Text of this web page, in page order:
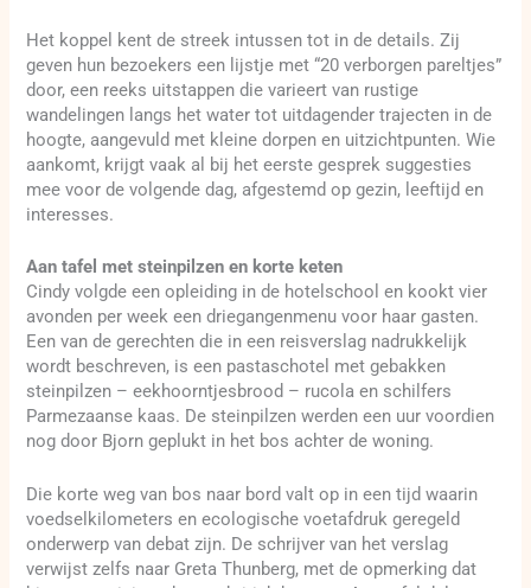
Het koppel kent de streek intussen tot in de details. Zij
geven hun bezoekers een lijstje met “20 verborgen pareltjes”
door, een reeks uitstappen die varieert van rustige
wandelingen langs het water tot uitdagender trajecten in de
hoogte, aangevuld met kleine dorpen en uitzichtpunten. Wie
aankomt, krijgt vaak al bij het eerste gesprek suggesties
mee voor de volgende dag, afgestemd op gezin, leeftijd en
interesses.
Aan tafel met steinpilzen en korte keten
Cindy volgde een opleiding in de hotelschool en kookt vier
avonden per week een driegangenmenu voor haar gasten.
Een van de gerechten die in een reisverslag nadrukkelijk
wordt beschreven, is een pastaschotel met gebakken
steinpilzen – eekhoorntjesbrood – rucola en schilfers
Parmezaanse kaas. De steinpilzen werden een uur voordien
nog door Bjorn geplukt in het bos achter de woning.
Die korte weg van bos naar bord valt op in een tijd waarin
voedselkilometers en ecologische voetafdruk geregeld
onderwerp van debat zijn. De schrijver van het verslag
verwijst zelfs naar Greta Thunberg, met de opmerking dat